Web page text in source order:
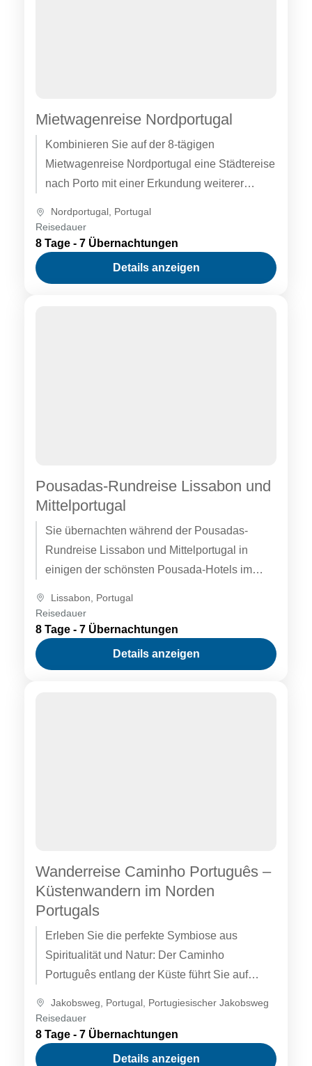
Mietwagenreise Nordportugal
Kombinieren Sie auf der 8-tägigen
Mietwagenreise Nordportugal eine Städtereise
nach Porto mit einer Erkundung weiterer
und Guimarães, die Küste...
Nordportugal, Portugal
Reisedauer
8 Tage - 7 Übernachtungen
Details anzeigen
Pousadas-Rundreise Lissabon und
Mittelportugal
Sie übernachten während der Pousadas-
Rundreise Lissabon und Mittelportugal in
einigen der schönsten Pousada-Hotels im
beim Palast von Queluz...
Lissabon
Portugal
Reisedauer
8 Tage - 7 Übernachtungen
Details anzeigen
Wanderreise Caminho Português –
Küstenwandern im Norden
Portugals
Erleben Sie die perfekte Symbiose aus
Spiritualität und Natur: Der Caminho
Português entlang der Küste führt Sie auf
Weltkulturerbestadt Porto...
Jakobsweg Portugal Portugiesischer Jakobsweg
Reisedauer
8 Tage - 7 Übernachtungen
Details anzeigen